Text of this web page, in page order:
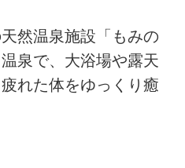
然温泉施設「もみの
泉で、大浴場や露天
れた体をゆっくり癒